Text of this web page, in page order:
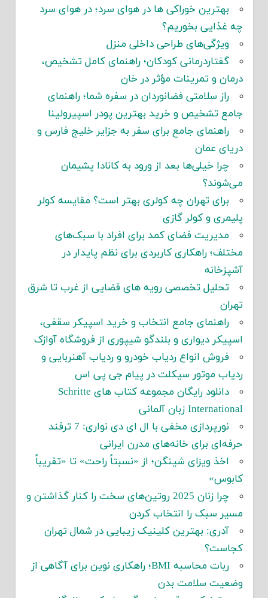
بهترین خوراکی ها در هوای سرد؛ در هوای سرد
چه غذایی بخوریم؟
ویژگی‌های طراحی داخلی منزل
گفتاردرمانی کودکان؛ راهنمای کامل تشخیص،
درمان و تمرینات مؤثر در خان
راز سلامتی فضانوردان در سفره شما؛ راهنمای
جامع تشخیص و خرید بهترین پودر اسپیرولینا
راهنمای جامع برای سفر به جزایر خلیج فارس و
دریای عمان
چرا خیلی‌ها بعد از ورود به کانادا پشیمان
می‌شوند؟
برای تهران چه کولری بهتر است؟ مقایسه کولر
پلیمری و کولر گازی
مدیریت فضای کمد برای افراد با سبک‌های
مختلف؛ راهکاری کاربردی برای نظم پایدار در
آشپزخانه
تحلیل تخصصی رویه های قضایی از غرب تا شرق
تهران
راهنمای جامع انتخاب و خرید اسپیکر سقفی،
اسپیکر دیواری و بلندگو شیپوری از فروشگاه آوازک
فروش انواع ردیاب خودرو و ردیاب آهنربایی و
ردیاب موتور سیکلت در پیام جی پی اس
دانلود رایگان مجموعه کتاب های Schritte
International زبان آلمانی
نورپردازی مخفی با ال ای دی نواری: 7 ترفند
حرفه‌ای برای خانه‌های مدرن ایرانی
اخذ ویزای شینگن؛ از «نسبتاً راحت» تا «تقریباً
کابوس»
چرا زنان 2025 روتین‌های سخت را کنار گذاشتن و
مسیر سبک را انتخاب کردن
آدری: بهترین کلینیک زیبایی در شمال تهران
کجاست؟
ربات محاسبه BMI؛ راهکاری نوین برای آگاهی از
وضعیت سلامت بدن